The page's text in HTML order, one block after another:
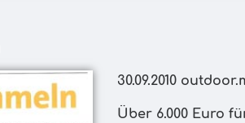
30.09.2010
Über 6.000 Euro